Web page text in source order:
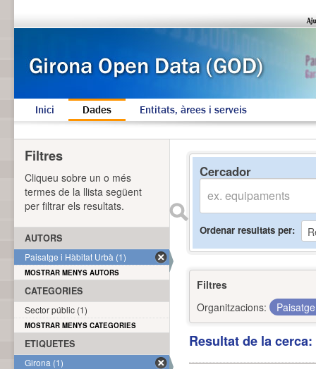
Inici Dades Entitats, àrees i serveis
Cercador
Ordenar resultats per
Filtres
Organitzacions:
Resultat de la
Filtres
Cliqueu sobre un o més
termes de la llista següent
per filtrar els resultats.
AUTORS
Paisatge i Hàbitat Urbà (1)
MOSTRAR MENYS AUTORS
CATEGORIES
Sector públic (1)
MOSTRAR MENYS CATEGORIES
ETIQUETES
Girona (1)